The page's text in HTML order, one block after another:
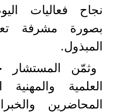
نجاح فعاليات
بصورة مشرفة
المبذول.
وثمّن المستشار
العلمية
المحاضرين